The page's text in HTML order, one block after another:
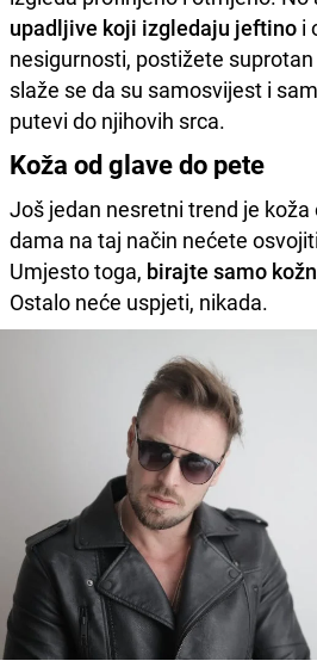
upadljive koji izgledaju jeftino i
nesigurnosti, postižete
slaže se da su samosvijest i
putevi do njihovih srca.
Koža od glave do pete
Još jedan nesretni trend je koža
dama na taj način nećete
Umjesto toga, birajte samo
Ostalo neće uspjeti, nikada.